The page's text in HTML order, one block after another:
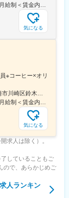
＜予定年収＞421万円～600万円＜賃金形態＞月給制＜賃金内訳＞月額（基本給）：280,000円～370,000円＜月給＞280,000円～370,000円＜昇給有無＞有＜残業手当＞有＜給与補足＞※給与詳細は年齢・経験を考慮して決定します。■昇給：年1回（7月）■賞与：年3回（7月、12月、3月）■予定年収とは別枠で財形手当制度、自己申告手当制度あり賃金はあくまでも目安の金額であり、選考を通じて上下する可能性があります。月給(月額)は固定手当を含めた表記です。
気になる
※コーヒー×オリ
＜勤務地詳細＞開発研究所住所：神奈川県川崎市川崎区鈴木町1番1号 味の素(株)食品研究所内勤務地最寄駅：京急大師線／鈴木町駅受動喫煙対策：敷地内全面禁煙変更の範囲：会社の定める事業所
＜予定年収＞560万円～760万円＜賃金形態＞月給制＜賃金内訳＞月額（基本給）：276,000円～375,000円＜月給＞276,000円～375,000円＜昇給有無＞有＜残業手当＞有＜給与補足＞※予定年収は初年度のものです。前職考慮の上、ご相談させて頂きます。※昇給 年1回（4月）賞与 年2回（6月、12月）賃金はあくまでも目安の金額であり、選考を通じて上下する可能性があります。月給(月額)は固定手当を含めた表記です。
気になる
求人は除く）。
していることもご
ので、あらかじめご
人ランキン